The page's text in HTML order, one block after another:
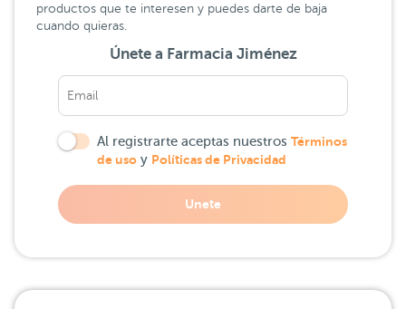
productos que te interesen y puedes darte de baja
cuando quieras.
Únete a Farmacia Jiménez
Al registrarte aceptas nuestros Términos
de uso y Políticas de Privacidad
Unete